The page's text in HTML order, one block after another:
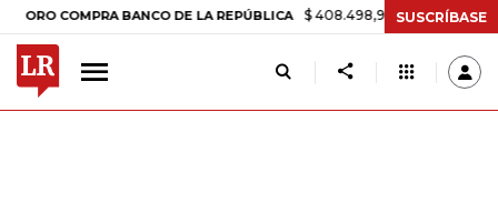
COMPRA BANCO DE LA REPÚBLICA $ 408.498,97 +$ 8.753,81 +2,19%
SUSCRÍBASE